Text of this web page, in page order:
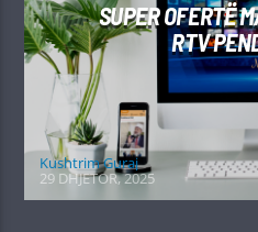
SUPER OFERTË
RTV
Kushtrim Guraj
29 DHJETOR, 2025